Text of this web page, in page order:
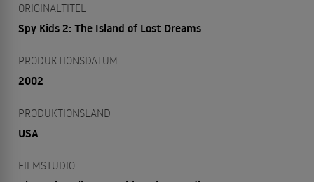
ORIGINALTITEL
Spy Kids 2: The Island of Lost Dreams
PRODUKTIONSDATUM
2002
PRODUKTIONSLAND
USA
FILMSTUDIO